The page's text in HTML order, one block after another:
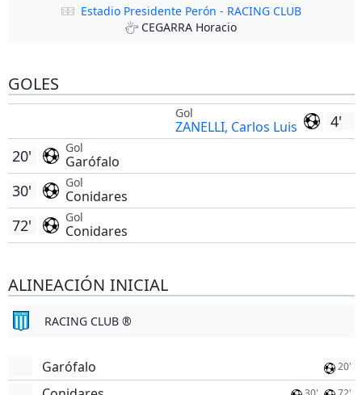
Estadio Presidente Perón - RACING CLUB
CEGARRA Horacio
GOLES
4'
Gol
ZANELLI, Carlos Luis
Gol
Garófalo
20'
Gol
Conidares
30'
Gol
Conidares
72'
ALINEACIÓN INICIAL
RACING CLUB ®
Garófalo 20'